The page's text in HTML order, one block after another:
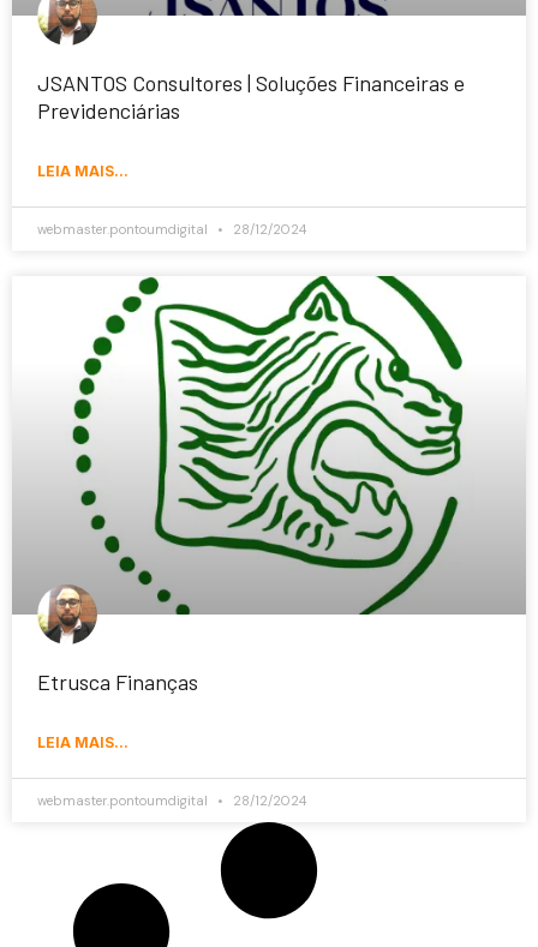
JSANTOS Consultores | Soluções Financeiras e
Previdenciárias
LEIA MAIS...
webmaster.pontoumdigital 28/12/2024
Etrusca Finanças
LEIA MAIS...
webmaster.pontoumdigital 28/12/2024